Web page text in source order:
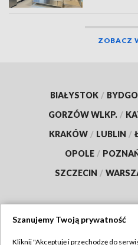
ZOBACZ
BIAŁYSTOK /
GORZÓW WLKP. /
KRAKÓW / LUBLIN /
OPOLE /
SZCZECIN /
Szanujemy Twoją prywatność
Kliknij "Akceptuję i przechodzę do